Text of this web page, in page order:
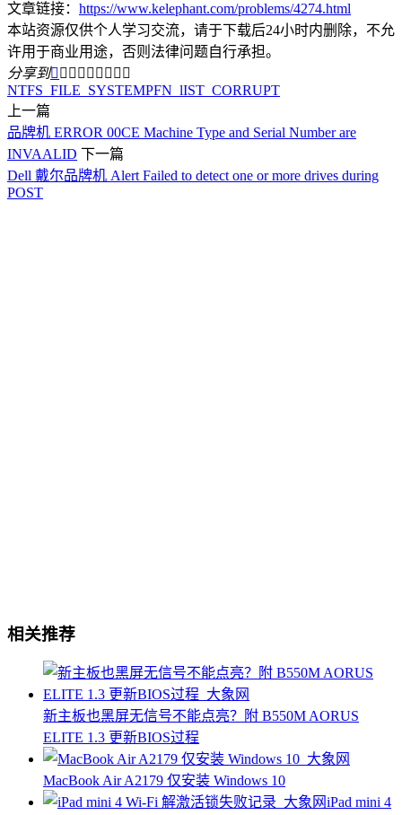
文章链接： https://www.kelephant.com/problems/4274.html
本站资源仅供个人学习交流，请于下载后24小时内删除，不允
许用于商业用途，否则法律问题自行承担。
分享到        
NTFS_FILE_SYSTEMPFN_lIST_CORRUPT
上一篇
品牌机 ERROR 00CE Machine Type and Serial Number are
INVAALID 下一篇
Dell 戴尔品牌机 Alert Failed to detect one or more drives during
POST
相关推荐
新主板也黑屏无信号不能点亮？附 B550M AORUS
ELITE 1.3 更新BIOS过程
MacBook Air A2179 仅安装 Windows 10
iPad mini 4